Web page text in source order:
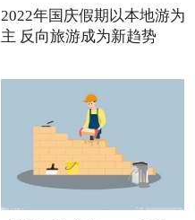
2022年国庆假期以本地游为
主 反向旅游成为新趋势